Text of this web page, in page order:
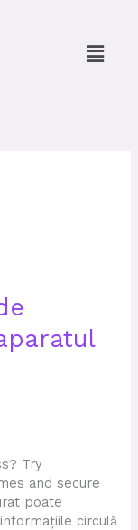
Menu
Try
and secure
poate
circulă